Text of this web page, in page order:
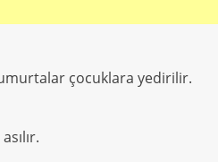
çocuklara yedirilir.